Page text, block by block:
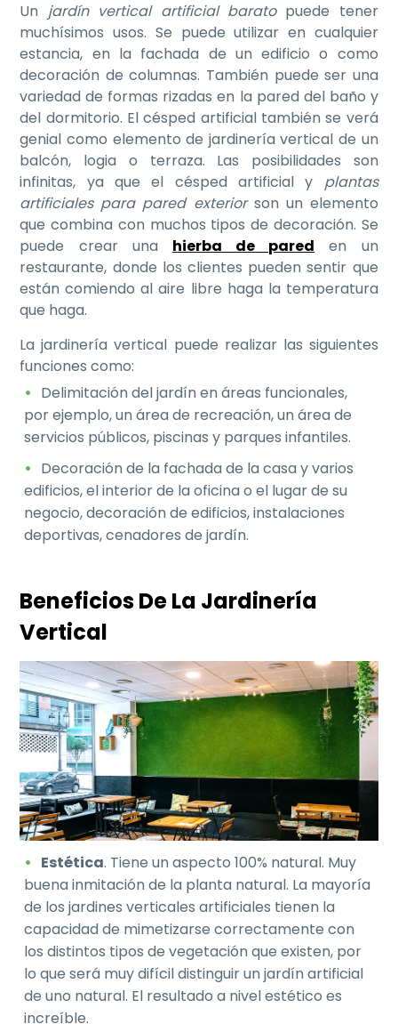
Un jardín vertical artificial baratopuede tener
muchísimos usos. Se puede utilizar en cualquier
estancia, en la fachada de un edificio o como
decoración de columnas. También puede ser una
variedad de formas rizadas en la pared del baño y
del dormitorio. El césped artificial también se verá
genial como elemento de jardinería vertical de un
balcón, logia o terraza. Las posibilidades son
infinitas, ya que el césped artificial y plantas
artificiales para pared exteriorson un elemento
que combina con muchos tipos de decoración. Se
puede crear una hierba de pared en un
restaurante, donde los clientes pueden sentir que
están comiendo al aire libre haga la temperatura
que haga.
La jardinería vertical puede realizar las siguientes
funciones como:
Delimitación del jardín en áreas funcionales,
por ejemplo, un área de recreación, un área de
servicios públicos, piscinas y parques infantiles.
Decoración de la fachada de la casa y varios
edificios, el interior de la oficina o el lugar de su
negocio, decoración de edificios, instalaciones
deportivas, cenadores de jardín.
Beneficios De La Jardinería
Vertical
Estética. Tiene un aspecto 100% natural. Muy
buena inmitación de la planta natural. La mayoría
de los jardines verticales artificiales tienen la
capacidad de mimetizarse correctamente con
los distintos tipos de vegetación que existen, por
lo que será muy difícil distinguir un jardín artificial
de uno natural. El resultado a nivel estético es
increíble.